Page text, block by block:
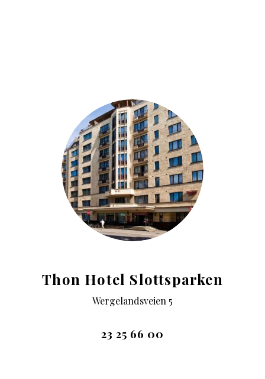
Thon Hotel Slottsparken
Wergelandsveien 5
23 25 66 00